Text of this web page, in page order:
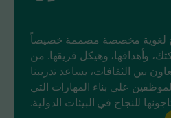
لغوية مخصصة مصممة خصيصاً
وأهدافها، وهيكل فريقها. من
بين الثقافات، يساعد تدريبنا
على بناء المهارات التي
للنجاح في البيئات الدولية.